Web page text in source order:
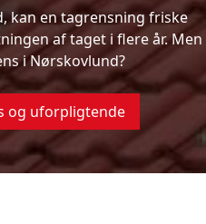
kan en tagrensning friske
af taget i flere år. Men
i Nørskovlund?
og uforpligtende